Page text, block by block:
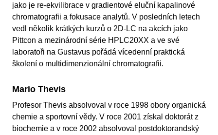
jako je re-ekvilibrace v gradientové eluční kapalinové
chromatografii a fokusace analytů. V posledních letech
vedl několik krátkých kurzů o 2D-LC na akcích jako
Pittcon a mezinárodní série HPLC20XX a ve své
laboratoři na Gustavus pořádá vícedenní praktická
školení o multidimenzionální chromatografii.
Mario Thevis
Profesor Thevis absolvoval v roce 1998 obory organická
chemie a sportovní vědy. V roce 2001 získal doktorát z
biochemie a v roce 2002 absolvoval postdoktorandský